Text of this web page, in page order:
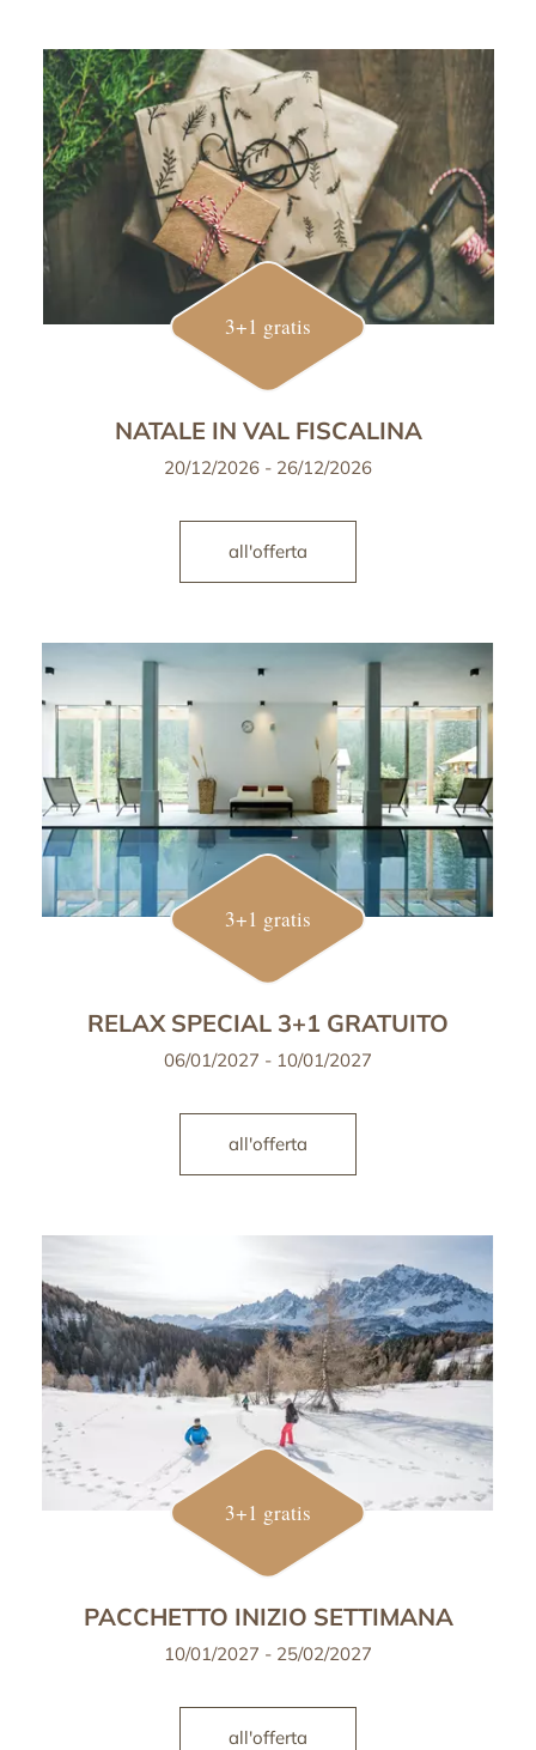
3+1 gratis
NATALE IN VAL FISCALINA
20/12/2026 - 26/12/2026
all'offerta
3+1 gratis
RELAX SPECIAL 3+1 GRATUITO
06/01/2027 - 10/01/2027
all'offerta
3+1 gratis
PACCHETTO INIZIO SETTIMANA
10/01/2027 - 25/02/2027
all'offerta